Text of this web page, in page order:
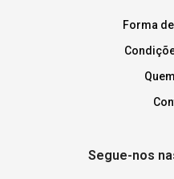
Forma
Segue-nos